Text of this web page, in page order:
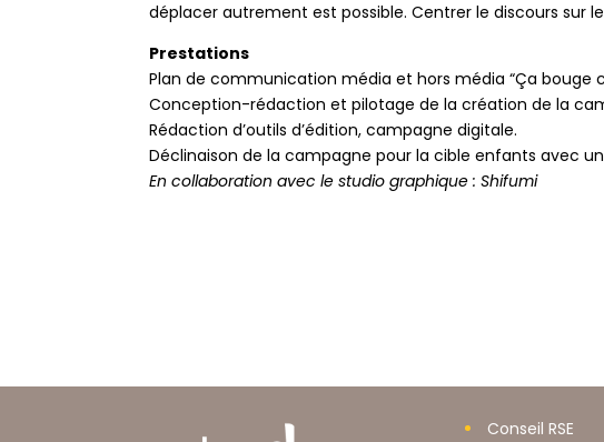
déplacer autrement est possible. Centrer le discours sur
Prestations
Plan de communication média et hors média “Ça bouge
Conception-rédaction et pilotage de la création de la
Rédaction d’outils d’édition, campagne digitale.
Déclinaison de la campagne pour la cible enfants avec
En collaboration avec le studio graphique : Shifumi
Conseil RSE